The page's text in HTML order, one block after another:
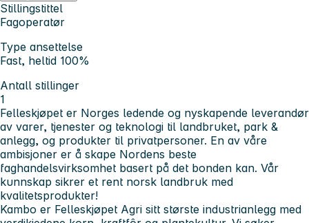
Stillingstittel
Fagoperatør
Type ansettelse
Fast, heltid 100%
Antall stillinger
1
Felleskjøpet er Norges ledende og nyskapende leverandør
av varer, tjenester og teknologi til landbruket, park &
anlegg, og produkter til privatpersoner. En av våre
ambisjoner er å skape Nordens beste
faghandelsvirksomhet basert på det bonden kan. Vår
kunnskap sikrer et rent norsk landbruk med
kvalitetsprodukter!
Kambo er Felleskjøpet Agri sitt største industrianlegg med